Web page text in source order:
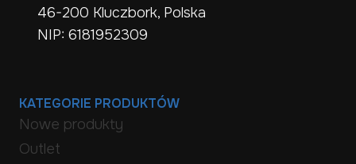
46-200 Kluczbork, Polska
NIP: 6181952309
KATEGORIE PRODUKTÓW
Nowe produkty
Outlet